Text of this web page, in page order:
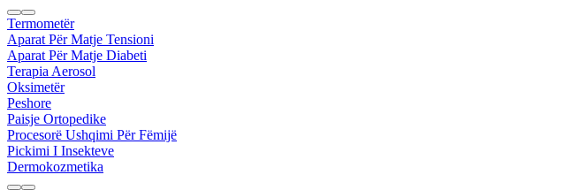
Termometër
Aparat Për Matje Tensioni
Aparat Për Matje Diabeti
Terapia Aerosol
Oksimetër
Peshore
Paisje Ortopedike
Procesorë Ushqimi Për Fëmijë
Pickimi I Insekteve
Dermokozmetika